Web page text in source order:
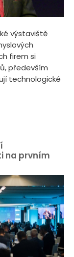
výstaviště
firem si
především
technologické
na prvním